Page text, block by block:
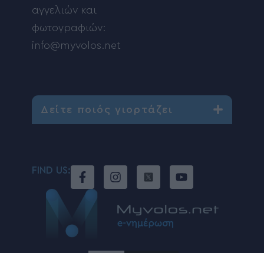
αγγελιών και
φωτογραφιών:
info@myvolos.net
Δείτε ποιός γιορτάζει
FIND US: